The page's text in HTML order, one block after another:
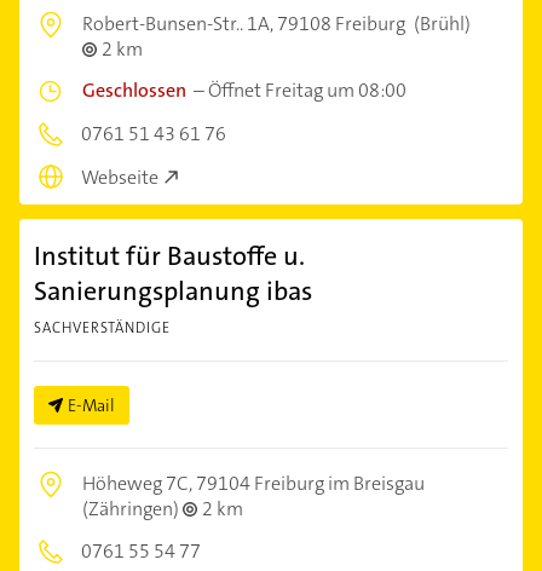
Robert-Bunsen-Str.. 1A,79108 Freiburg (Brühl)
2 km
Geschlossen –Öffnet Freitag um 08:00
0761 51 43 61 76
Webseite
Institut für Baustoffe u.
Sanierungsplanung ibas
SACHVERSTÄNDIGE
E-Mail
Höheweg 7C,79104 Freiburg im Breisgau
(Zähringen)
2 km
0761 55 54 77